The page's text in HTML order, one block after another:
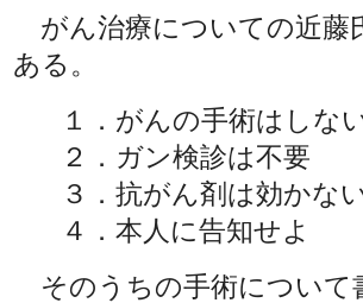
がん治療についての近藤
ある。
１．がんの手術はしな
２．ガン検診は不要
３．抗がん剤は効かな
４．本人に告知せよ
そのうちの手術について